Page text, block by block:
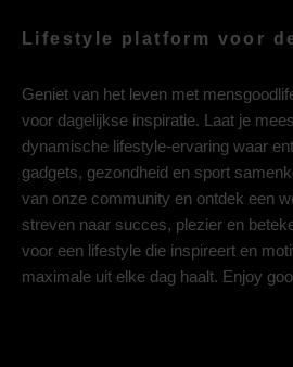
Lifestyle platform voor
Geniet van het leven met
voor dagelijkse inspiratie. Laat je
dynamische lifestyle-ervaring waar
gadgets, gezondheid en sport
van onze community en ontdek een
streven naar succes, plezier en
voor een lifestyle die inspireert en
maximale uit elke dag haalt. Enjoy